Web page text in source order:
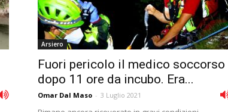
Arsiero
Fuori pericolo il medico soccorso
dopo 11 ore da incubo. Era...
Omar Dal Maso - 3 Luglio 2021